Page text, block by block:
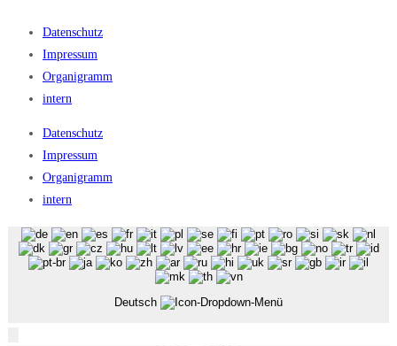
Datenschutz
Impressum
Organigramm
intern
Datenschutz
Impressum
Organigramm
intern
Deutsch